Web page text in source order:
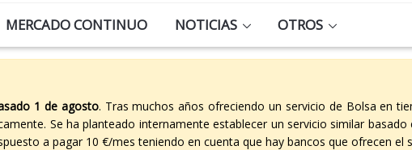
MERCADO CONTINUO NOTICIAS OTROS
1 de agosto. Tras muchos años ofreciendo un servicio de Bolsa en
Se ha planteado internamente establecer un servicio similar
a pagar 10 €/mes teniendo en cuenta que hay bancos que ofrecen el